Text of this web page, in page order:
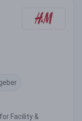
Facility &